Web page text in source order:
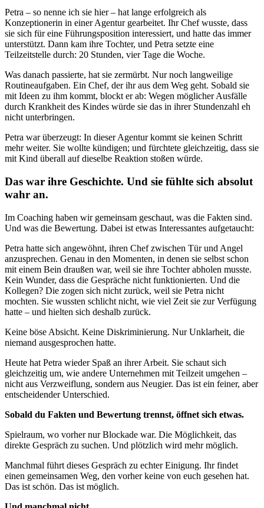
Petra – so nenne ich sie hier – hat lange erfolgreich als
Konzeptionerin in einer Agentur gearbeitet. Ihr Chef wusste, dass
sie sich für eine Führungsposition interessiert, und hatte das immer
unterstützt. Dann kam ihre Tochter, und Petra setzte eine
Teilzeitstelle durch: 20 Stunden, vier Tage die Woche.
Was danach passierte, hat sie zermürbt. Nur noch langweilige
Routineaufgaben. Ein Chef, der ihr aus dem Weg geht. Sobald sie
mit Ideen zu ihm kommt, blockt er ab: Wegen möglicher Ausfälle
durch Krankheit des Kindes würde sie das in ihrer Stundenzahl eh
nicht unterbringen.
Petra war überzeugt: In dieser Agentur kommt sie keinen Schritt
mehr weiter. Sie wollte kündigen; und fürchtete gleichzeitig, dass sie
mit Kind überall auf dieselbe Reaktion stoßen würde.
Das war ihre Geschichte. Und sie fühlte sich absolut
wahr an.
Im Coaching haben wir gemeinsam geschaut, was die Fakten sind.
Und was die Bewertung. Dabei ist etwas Interessantes aufgetaucht:
Petra hatte sich angewöhnt, ihren Chef zwischen Tür und Angel
anzusprechen. Genau in den Momenten, in denen sie selbst schon
mit einem Bein draußen war, weil sie ihre Tochter abholen musste.
Kein Wunder, dass die Gespräche nicht funktionierten. Und die
Kollegen? Die zogen sich nicht zurück, weil sie Petra nicht
mochten. Sie wussten schlicht nicht, wie viel Zeit sie zur Verfügung
hatte – und hielten sich deshalb zurück.
Keine böse Absicht. Keine Diskriminierung. Nur Unklarheit, die
niemand ausgesprochen hatte.
Heute hat Petra wieder Spaß an ihrer Arbeit. Sie schaut sich
gleichzeitig um, wie andere Unternehmen mit Teilzeit umgehen –
nicht aus Verzweiflung, sondern aus Neugier. Das ist ein feiner, aber
entscheidender Unterschied.
Sobald du Fakten und Bewertung trennst, öffnet sich etwas.
Spielraum, wo vorher nur Blockade war. Die Möglichkeit, das
direkte Gespräch zu suchen. Und plötzlich wird mehr möglich.
Manchmal führt dieses Gespräch zu echter Einigung. Ihr findet
einen gemeinsamen Weg, den vorher keine von euch gesehen hat.
Das ist schön. Das ist möglich.